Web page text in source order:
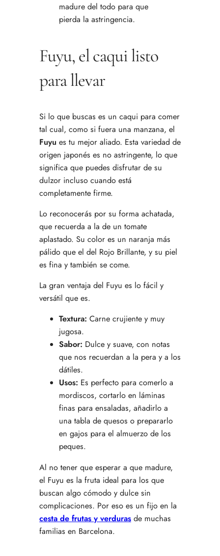
madure del todo para que
pierda la astringencia.
Fuyu, el caqui listo
para llevar
Si lo que buscas es un caqui para comer
tal cual, como si fuera una manzana, el
Fuyu es tu mejor aliado. Esta variedad de
origen japonés es no astringente, lo que
significa que puedes disfrutar de su
dulzor incluso cuando está
completamente firme.
Lo reconocerás por su forma achatada,
que recuerda a la de un tomate
aplastado. Su color es un naranja más
pálido que el del Rojo Brillante, y su piel
es fina y también se come.
La gran ventaja del Fuyu es lo fácil y
versátil que es.
Textura: Carne crujiente y muy
jugosa.
Sabor: Dulce y suave, con notas
que nos recuerdan a la pera y a los
dátiles.
Usos: Es perfecto para comerlo a
mordiscos, cortarlo en láminas
finas para ensaladas, añadirlo a
una tabla de quesos o prepararlo
en gajos para el almuerzo de los
peques.
Al no tener que esperar a que madure,
el Fuyu es la fruta ideal para los que
buscan algo cómodo y dulce sin
complicaciones. Por eso es un fijo en la
cesta de frutas y verduras de muchas
familias en Barcelona.